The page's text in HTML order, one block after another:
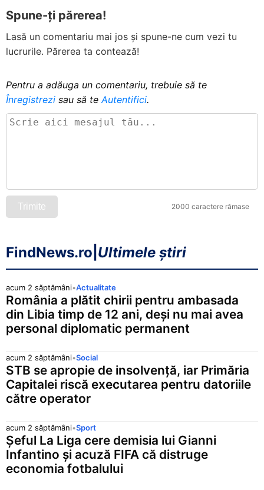
Spune-ți părerea!
Lasă un comentariu mai jos și spune-ne cum vezi tu
lucrurile. Părerea ta contează!
Pentru a adăuga un comentariu, trebuie să te
Înregistrezi sau să te Autentifici.
2000 caractere rămase
Trimite
FindNews.ro Ultimele știri
acum 2 săptămâni•Actualitate
România a plătit chirii pentru ambasada
din Libia timp de 12 ani, deși nu mai avea
personal diplomatic permanent
acum 2 săptămâni•Social
STB se apropie de insolvență, iar Primăria
Capitalei riscă executarea pentru datoriile
către operator
acum 2 săptămâni•Sport
Șeful La Liga cere demisia lui Gianni
Infantino și acuză FIFA că distruge
economia fotbalului